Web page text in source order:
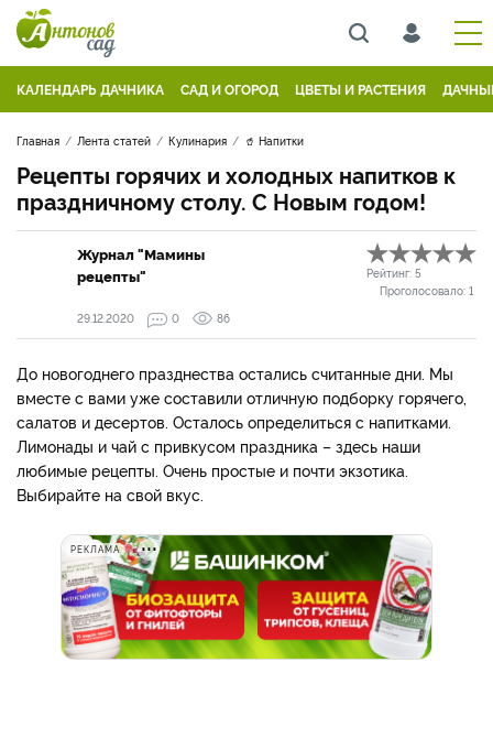
КАЛЕНДАРЬ ДАЧНИКА САД И ОГОРОД ЦВЕТЫ И РАСТЕНИЯ
Главная Лента статей Кулинария 🥤 Напитки
Рецепты горячих и холодных напитков к
праздничному столу. С Новым годом!
Журнал "Мамины
рецепты"
Рейтинг: 5
Проголосовало: 1
29.12.2020
0 86
До новогоднего празднества остались считанные дни. Мы
вместе с вами уже составили отличную подборку горячего,
салатов и десертов. Осталось определиться с напитками.
Лимонады и чай с привкусом праздника – здесь наши
любимые рецепты. Очень простые и почти экзотика.
Выбирайте на свой вкус.
РЕКЛАМА